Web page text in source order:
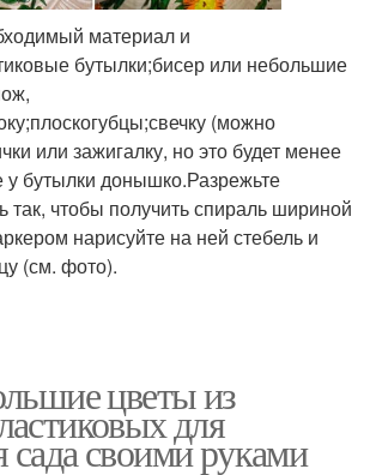
материал и
бутылки;бисер или небольшие
(можно
или зажигалку, но это будет менее
у бутылки донышко.Разрежьте
так, чтобы получить спираль шириной
нарисуйте на ней стебель и
(см. фото).
цветы из
для
своими руками